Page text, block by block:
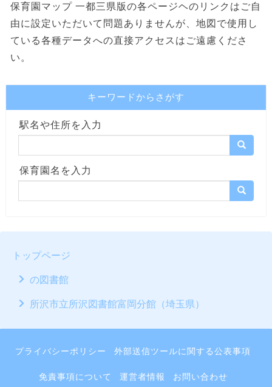
保育園マップ 一都三県版の各ページヘのリンクはご自
由に設定いただいて問題ありませんが、地図で使用し
ている各種データへの直接アクセスはご遠慮くださ
い。
キーワードからさがす
駅名や住所を入力
保育園名を入力
トップページ
の図書館
所沢市立所沢図書館富岡分館（埼玉県）
プライバシーポリシー 外部送信ツールに関する公表事項
免責事項について 運営者情報 お問い合わせ